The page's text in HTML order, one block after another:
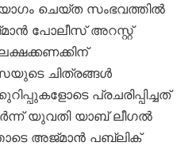
ചെയ്ത സംഭവത്തിൽ
പോലീസ് അറസ്റ്റ്
ചിത്രങ്ങൾ
പ്രചരിപ്പിച്ചത്
യുവതി യാബ് ലീഗൽ
അജ്മാൻ പബ്ലിക്